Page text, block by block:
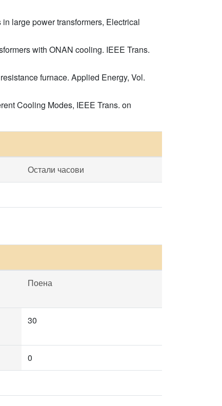
large power transformers, Electrical
with ONAN cooling. IEEE Trans.
furnace. Applied Energy, Vol.
Cooling Modes, IEEE Trans. on
Остали часови
Поена
30
0